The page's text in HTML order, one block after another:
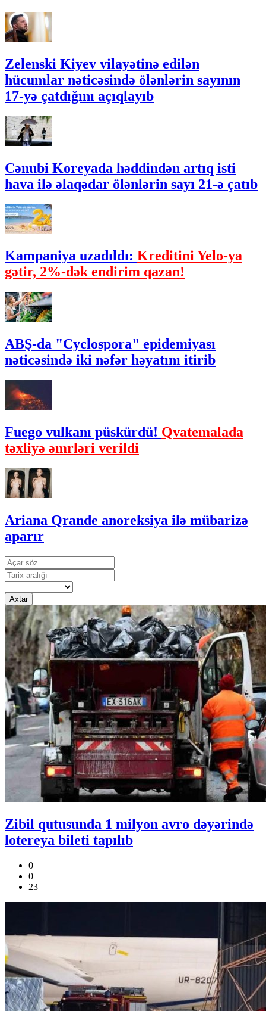
Zelenski Kiyev vilayətinə edilən
hücumlar nəticəsində ölənlərin sayının
17-yə çatdığını açıqlayıb
Cənubi Koreyada həddindən artıq isti
hava ilə əlaqədar ölənlərin sayı 21-ə çatıb
Kampaniya uzadıldı: Kreditini Yelo-ya
gətir, 2%-dək endirim qazan!
ABŞ-da "Cyclospora" epidemiyası
nəticəsində iki nəfər həyatını itirib
Fuego vulkanı püskürdü! Qvatemalada
təxliyə əmrləri verildi
Ariana Qrande anoreksiya ilə mübarizə
aparır
Axtar
Zibil qutusunda 1 milyon avro dəyərində
lotereya bileti tapılıb
0
0
23